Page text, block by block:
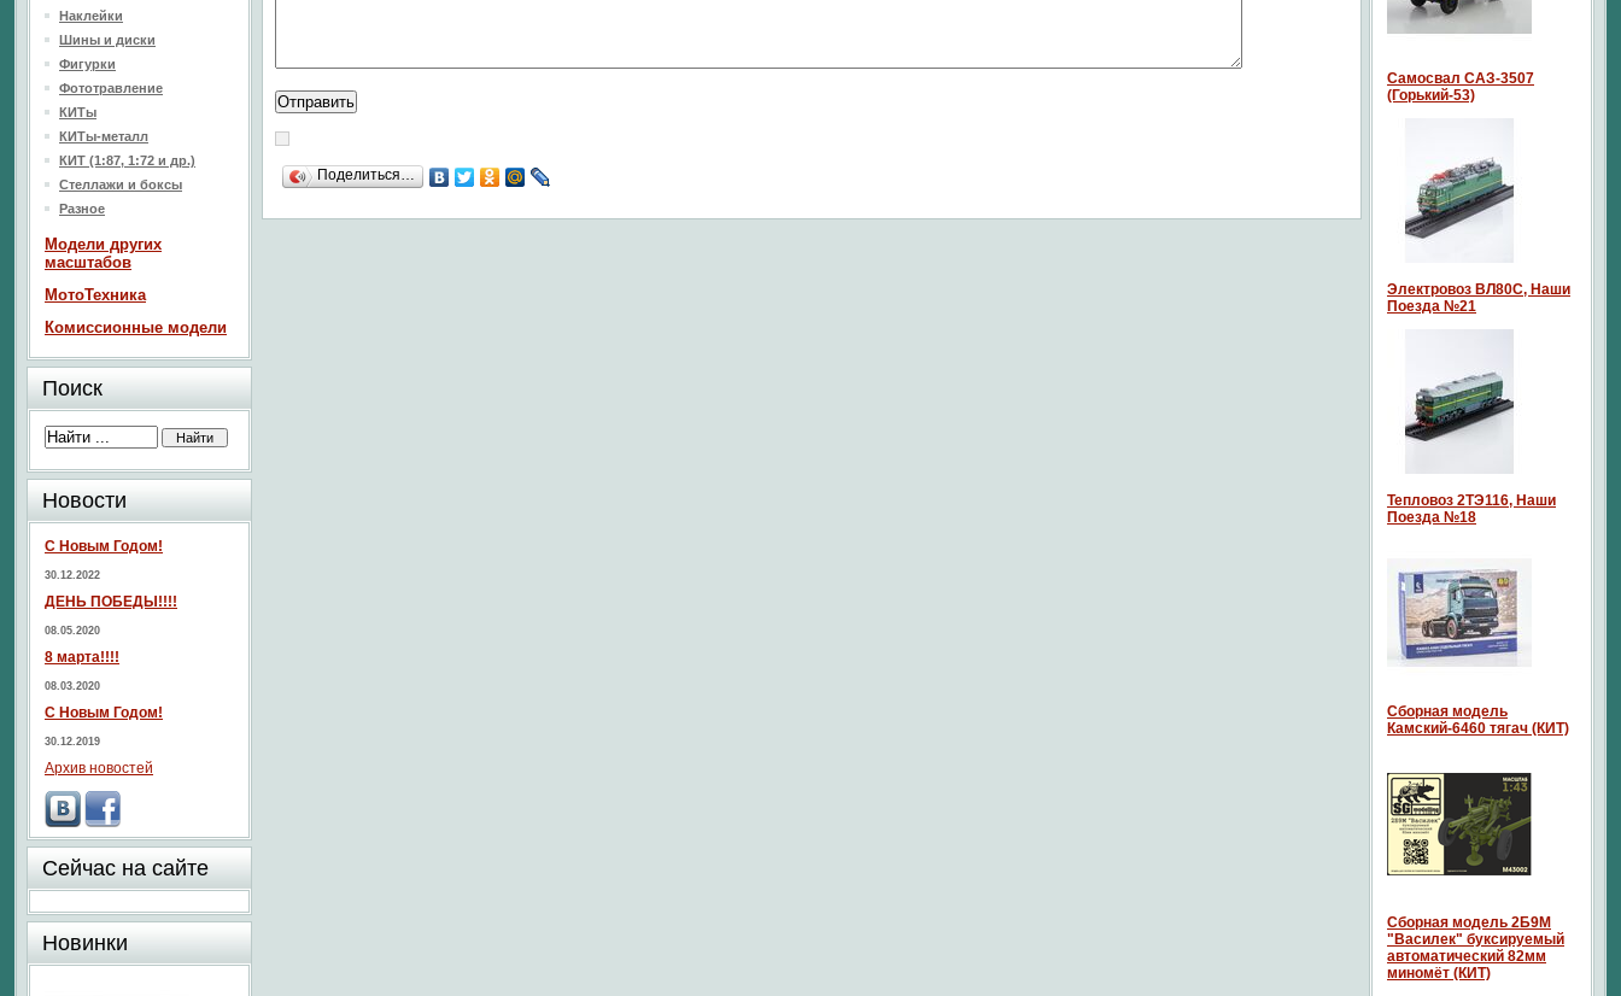
Поделиться…
Наклейки
Шины и диски
Фигурки
Фототравление
КИТы
КИТы-металл
КИТ (1:87, 1:72 и др.)
Стеллажи и боксы
Разное
Модели других
масштабов
МотоТехника
Комиссионные модели
Поиск
Новости
С Новым Годом!
30.12.2022
ДЕНЬ ПОБЕДЫ!!!!
08.05.2020
8 марта!!!!
08.03.2020
С Новым Годом!
30.12.2019
Архив новостей
Сейчас на сайте
Новинки
Самосвал САЗ-3507
(Горький-53)
Электровоз ВЛ80С, Наши
Поезда №21
Тепловоз 2ТЭ116, Наши
Поезда №18
Сборная модель
Камский-6460 тягач (КИТ)
Сборная модель 2Б9М
"Василек" буксируемый
автоматический 82мм
миномёт (КИТ)